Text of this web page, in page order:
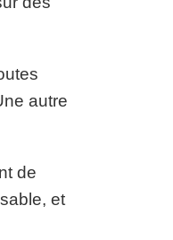
autre
de
et